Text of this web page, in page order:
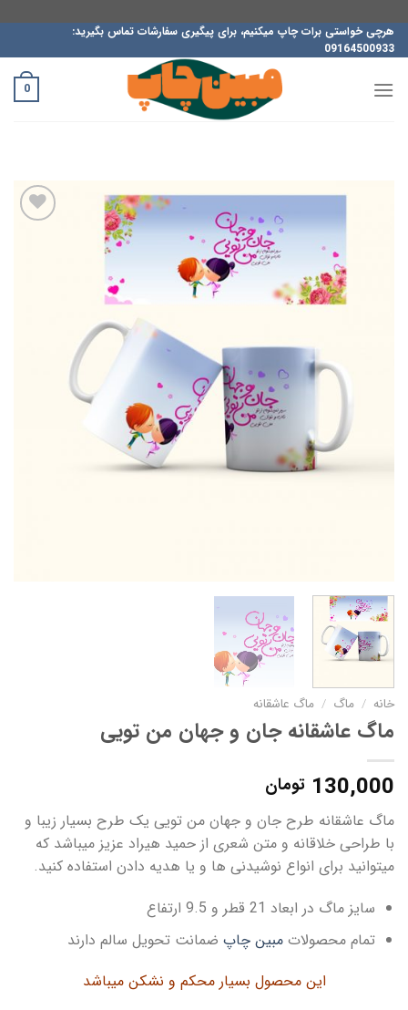
محتوا
بروید
هرچی خواستی برات چاپ میکنیم، برای پیگیری سفارشات تماس بگیرید:
09164500933
0
خانه / ماگ / ماگ عاشقانه
ماگ عاشقانه جان و جهان من تویی
130,000 تومان
ماگ عاشقانه طرح جان و جهان من تویی یک طرح بسیار زیبا و
با طراحی خلاقانه و متن شعری از حمید هیراد عزیز میباشد که
میتوانید برای انواع نوشیدنی ها و یا هدیه دادن استفاده کنید.
سایز ماگ در ابعاد 21 قطر و 9.5 ارتفاع
تمام محصولات مبین چاپضمانت تحویل سالم دارند
این محصول بسیار محکم و نشکن میباشد